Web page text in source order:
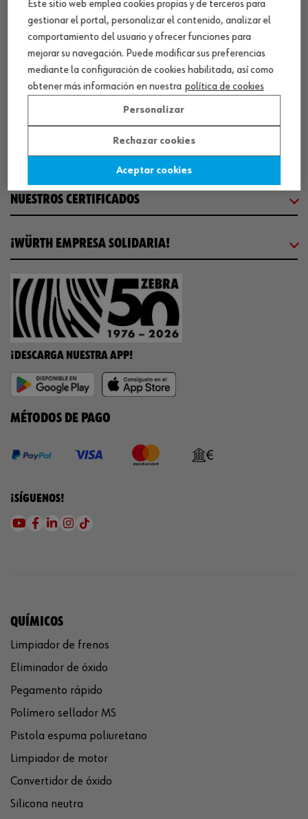
CENTRO LOGÍSTICO / MUSEO
SOBRE WÜRTH
WORKINWÜRTH
NUESTROS CERTIFICADOS
¡WÜRTH EMPRESA SOLIDARIA!
¡DESCARGA NUESTRA APP!
MÉTODOS DE PAGO
¡SÍGUENOS!
QUÍMICOS
Limpiador de frenos
Eliminador de óxido
Pegamento rápido
Polímero sellador MS
Pistola espuma poliuretano
Limpiador de motor
Convertidor de óxido
Silicona neutra
Este sitio web emplea cookies propias y de terceros para
gestionar el portal, personalizar el contenido, analizar el
comportamiento del usuario y ofrecer funciones para
mejorar su navegación. Puede modificar sus preferencias
mediante la configuración de cookies habilitada, así como
obtener más información en nuestra política de cookies
Personalizar
Rechazar cookies
Aceptar cookies